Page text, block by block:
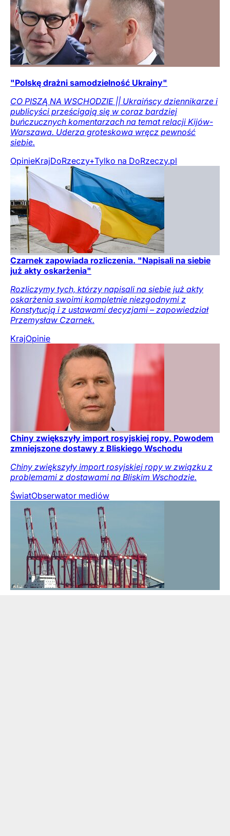
"Polskę drażni samodzielność Ukrainy"
CO PISZĄ NA WSCHODZIE || Ukraińscy dziennikarze i
publicyści prześcigają się w coraz bardziej
buńczucznych komentarzach na temat relacji Kijów-
Warszawa. Uderza groteskowa wręcz pewność
siebie.
OpinieKrajDoRzeczy+Tylko na DoRzeczy.pl
Czarnek zapowiada rozliczenia. "Napisali na siebie
już akty oskarżenia"
Rozliczymy tych, którzy napisali na siebie już akty
oskarżenia swoimi kompletnie niezgodnymi z
Konstytucją i z ustawami decyzjami – zapowiedział
Przemysław Czarnek.
KrajOpinie
Chiny zwiększyły import rosyjskiej ropy. Powodem
zmniejszone dostawy z Bliskiego Wschodu
Chiny zwiększyły import rosyjskiej ropy w związku z
problemami z dostawami na Bliskim Wschodzie.
ŚwiatObserwator mediów